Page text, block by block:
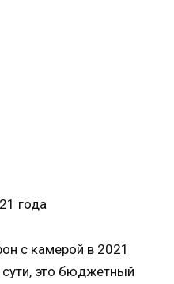
с камерой в 2021
сути, это бюджетный